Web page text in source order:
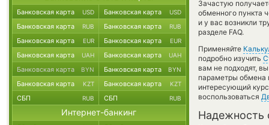
Зачастую
обменного пункта
и у вас возникли
разделе FAQ.
Применяйте
подробно изучить
вам не подходят,
параметры обмена
интересующий
воспользоваться
Надежность
Банковская карта USD Банковская карта USD
Банковская карта RUB Банковская карта RUB
Банковская карта EUR Банковская карта EUR
Банковская карта UAH Банковская карта UAH
Банковская карта BYN Банковская карта BYN
Банковская карта KZT Банковская карта KZT
СБП RUB СБП RUB
Интернет-банкинг